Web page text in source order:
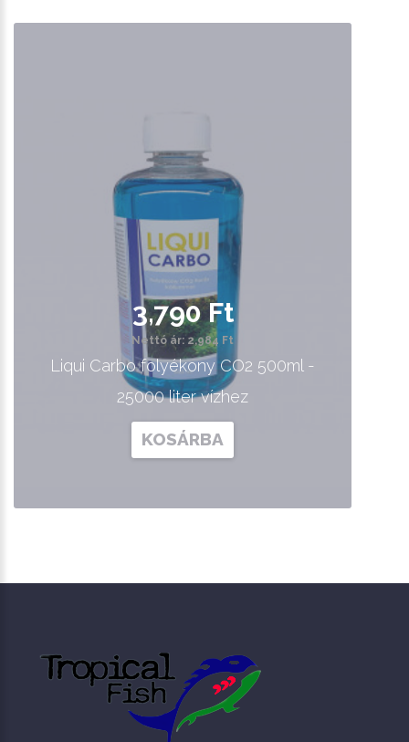
3,790 Ft
Nettó ár: 2,984 Ft
Liqui Carbo folyékony CO2 500ml -
25000 liter vízhez
KOSÁRBA